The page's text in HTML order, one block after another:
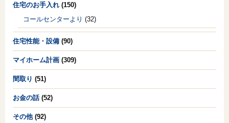
住宅のお手入れ (150)
コールセンターより (32)
住宅性能・設備 (90)
マイホーム計画 (309)
間取り (51)
お金の話(52)
その他(92)